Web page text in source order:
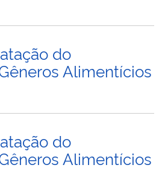
do
Alimentícios
do
Alimentícios